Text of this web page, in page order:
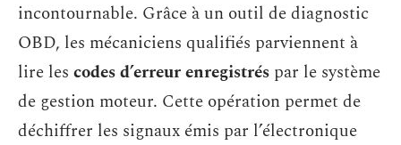
incontournable. Grâce à un outil de diagnostic
OBD, les mécaniciens qualifiés parviennent à
lire les codes d’erreur enregistrés par le système
de gestion moteur. Cette opération permet de
déchiffrer les signaux émis par l’électronique